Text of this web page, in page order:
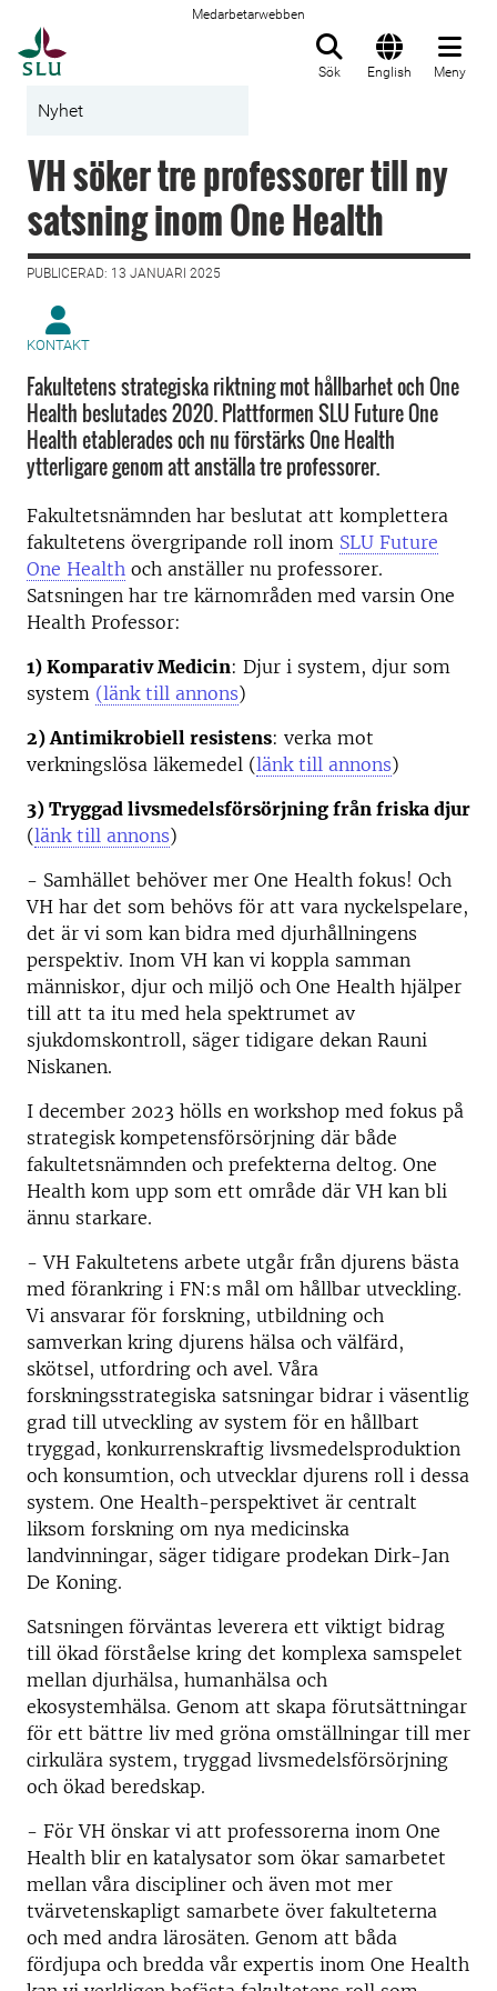
Medarbetarwebben
Sök English Meny
Nyhet
VH söker tre professorer till ny
satsning inom One Health
PUBLICERAD: 13 JANUARI 2025
KONTAKT
Fakultetens strategiska riktning mot hållbarhet och One
Health beslutades 2020. Plattformen SLU Future One
Health etablerades och nu förstärks One Health
ytterligare genom att anställa tre professorer.
Fakultetsnämnden har beslutat att komplettera
fakultetens övergripande roll inom SLU Future
One Health och anställer nu professorer.
Satsningen har tre kärnområden med varsin One
Health Professor:
1) Komparativ Medicin: Djur i system, djur som
system (länk till annons)
2) Antimikrobiell resistens: verka mot
verkningslösa läkemedel (länk till annons)
3) Tryggad livsmedelsförsörjning från friska djur
(länk till annons)
- Samhället behöver mer One Health fokus! Och
VH har det som behövs för att vara nyckelspelare,
det är vi som kan bidra med djurhållningens
perspektiv. Inom VH kan vi koppla samman
människor, djur och miljö och One Health hjälper
till att ta itu med hela spektrumet av
sjukdomskontroll, säger tidigare dekan Rauni
Niskanen.
I december 2023 hölls en workshop med fokus på
strategisk kompetensförsörjning där både
fakultetsnämnden och prefekterna deltog. One
Health kom upp som ett område där VH kan bli
ännu starkare.
- VH Fakultetens arbete utgår från djurens bästa
med förankring i FN:s mål om hållbar utveckling.
Vi ansvarar för forskning, utbildning och
samverkan kring djurens hälsa och välfärd,
skötsel, utfordring och avel. Våra
forskningsstrategiska satsningar bidrar i väsentlig
grad till utveckling av system för en hållbart
tryggad, konkurrenskraftig livsmedelsproduktion
och konsumtion, och utvecklar djurens roll i dessa
system. One Health-perspektivet är centralt
liksom forskning om nya medicinska
landvinningar, säger tidigare prodekan Dirk-Jan
De Koning.
Satsningen förväntas leverera ett viktigt bidrag
till ökad förståelse kring det komplexa samspelet
mellan djurhälsa, humanhälsa och
ekosystemhälsa. Genom att skapa förutsättningar
för ett bättre liv med gröna omställningar till mer
cirkulära system, tryggad livsmedelsförsörjning
och ökad beredskap.
- För VH önskar vi att professorerna inom One
Health blir en katalysator som ökar samarbetet
mellan våra discipliner och även mot mer
tvärvetenskapligt samarbete över fakulteterna
och med andra lärosäten. Genom att båda
fördjupa och bredda vår expertis inom One Health